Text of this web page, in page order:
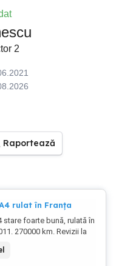
2
Raportează
rulat în Franța
stare foarte bună, rulată în
270000 km. Revizii la